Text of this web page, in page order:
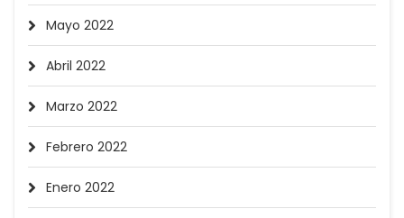
Mayo 2022
Abril 2022
Marzo 2022
Febrero 2022
Enero 2022